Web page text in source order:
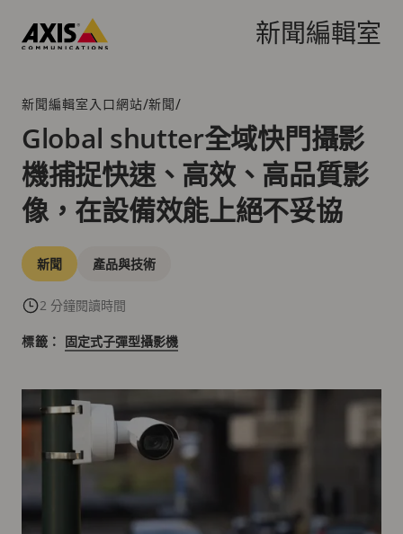
新聞編輯室
階
層
連
結
新聞編輯室入口網站/新聞/
Global shutter全域快門攝影
機捕捉快速、高效、高品質影
像，在設備效能上絕不妥協
分
類
新聞 產品與技術
2 分鐘閱讀時間
標籤： 固定式子彈型攝影機